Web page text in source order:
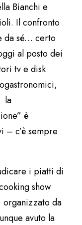
Bianchi e
Il confronto
da sé… certo
al posto dei
tv e disk
la
è
c’è sempre
i piatti di
show
organizzato da
avuto la